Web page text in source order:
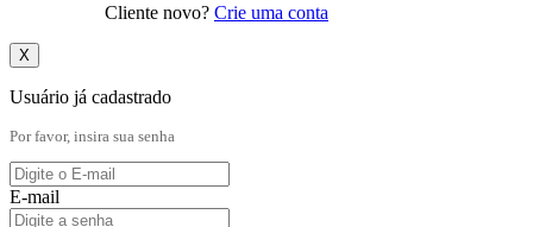
Cliente novo? Crie uma conta
X
Usuário já cadastrado
Por favor, insira sua senha
E-mail